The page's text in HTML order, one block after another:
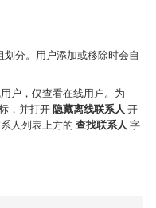
分。用户添加或移除时会自
户，仅查看在线用户。为
，并打开隐藏离线联系人 开
人列表上方的 查找联系人 字